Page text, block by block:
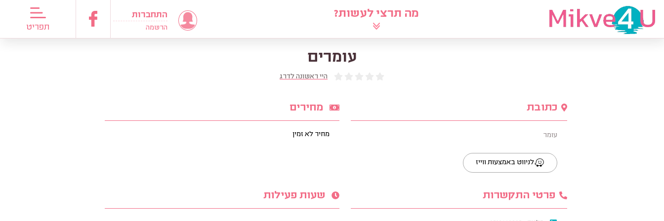
מה תרצי לעשות?
תפריט
התחברות
הרשמה
לוח שאלי את הרב מדריכות כלות
עומרים
היי ראשונה לדרג
כתובת
עומר
לניווט באמצעות ווייז
מחירים
מחיר לא זמין
פרטי התקשרות שעות פעילות